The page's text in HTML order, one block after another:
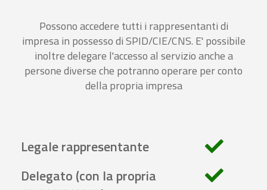
Possono accedere tutti i rappresentanti di
impresa in possesso di SPID/CIE/CNS. E' possibile
inoltre delegare l'accesso al servizio anche a
persone diverse che potranno operare per conto
della propria impresa
Legale rappresentante
Delegato (con la propria